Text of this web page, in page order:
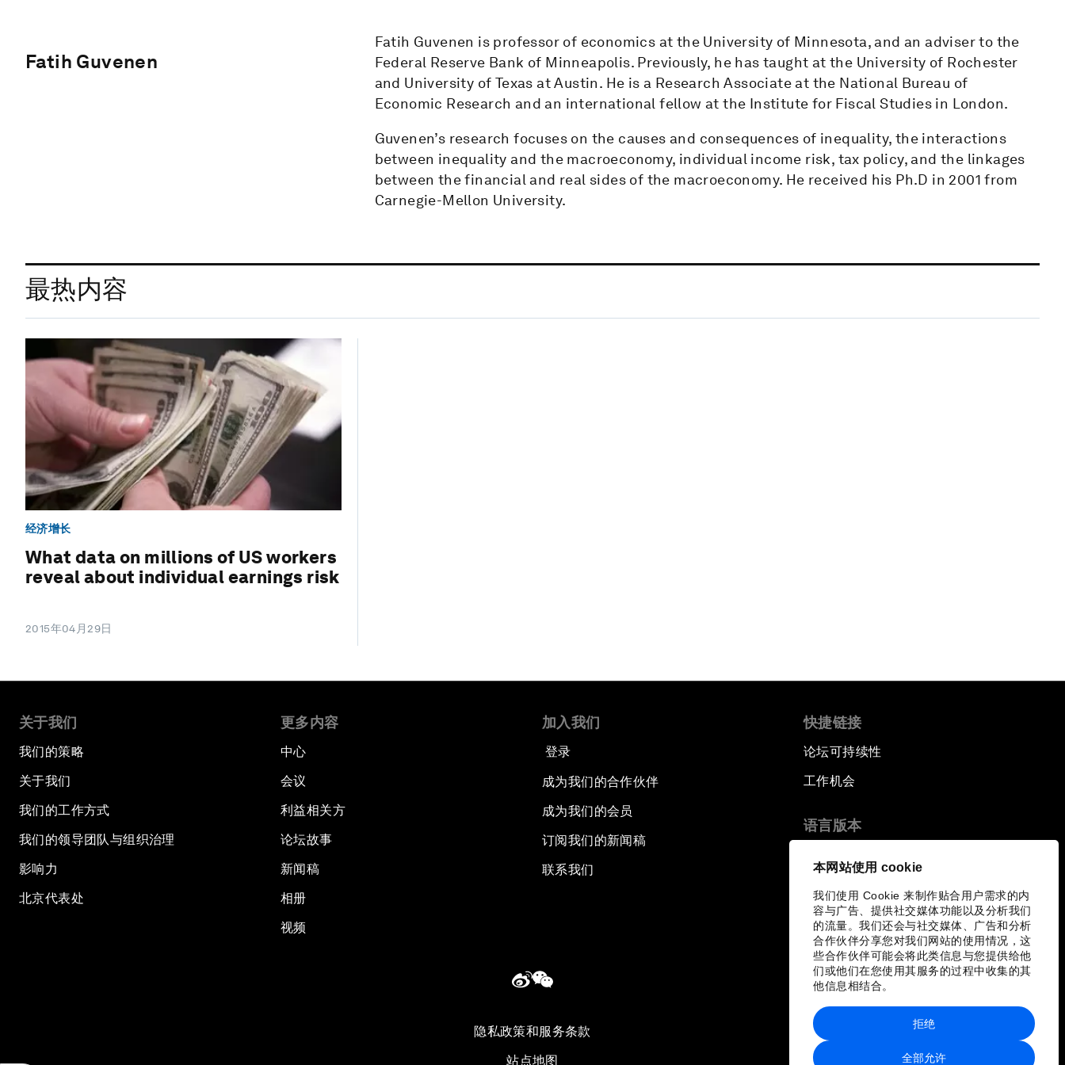
本网站使用 cookie
我们使用 Cookie 来制作贴合用户需求的内
容与广告、提供社交媒体功能以及分析我们
的流量。我们还会与社交媒体、广告和分析
合作伙伴分享您对我们网站的使用情况，这
些合作伙伴可能会将此类信息与您提供给他
们或他们在您使用其服务的过程中收集的其
他信息相结合。
全部允许
拒绝
Fatih Guvenen
Fatih Guvenen is professor of economics at the University of Minnesota, and an adviser to the
Federal Reserve Bank of Minneapolis. Previously, he has taught at the University of Rochester
and University of Texas at Austin. He is a Research Associate at the National Bureau of
Economic Research and an international fellow at the Institute for Fiscal Studies in London.
Guvenen’s research focuses on the causes and consequences of inequality, the interactions
between inequality and the macroeconomy, individual income risk, tax policy, and the linkages
between the financial and real sides of the macroeconomy. He received his Ph.D in 2001 from
Carnegie-Mellon University.
最热内容
经济增长
What data on millions of US workers
reveal about individual earnings risk
2015年04月29日
关于我们
我们的策略
关于我们
我们的工作方式
我们的领导团队与组织治理
影响力
北京代表处
更多内容
中心
会议
利益相关方
论坛故事
新闻稿
相册
视频
加入我们
登录
成为我们的合作伙伴
成为我们的会员
订阅我们的新闻稿
联系我们
快捷链接
论坛可持续性
工作机会
语言版本
隐私政策和服务条款
站点地图